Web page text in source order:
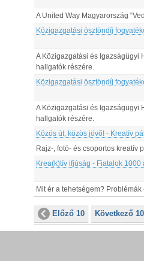
A United Way Magyarország
Közigazgatási ösztöndíj
A Közigazgatási és Igazságügyi
hallgatók részére.
Közigazgatási ösztöndíj
A Közigazgatási és Igazságügyi
hallgatók részére.
Közös út, közös jövő! - Kreatív
Rajz-, fotó- és csoportos kreatív
Krea(k)tív ifjúság - Fiatalok 1000
Mit ér a tehetségem?
Előző 10 Következő 10